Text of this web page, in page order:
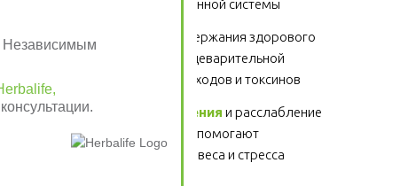
суставов, волос и иммунной системы
- для поддержания здорового
функционирования пищеварительной
системы, выведение отходов и токсинов
Физические упражнения и расслабление
- для здоровья сердца, помогают
избавиться от лишнего веса и стресса
Независимым